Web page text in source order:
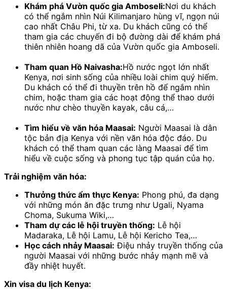
Khám phá Vườn quốc gia Amboseli:Nơi du khách
có thể ngắm nhìn Núi Kilimanjaro hùng vĩ, ngọn núi
cao nhất Châu Phi, từ xa. Du khách cũng có thể
tham gia các chuyến đi bộ đường dài để khám phá
thiên nhiên hoang dã của Vườn quốc gia Amboseli.
Tham quan Hồ Naivasha:Hồ nước ngọt lớn nhất
Kenya, nơi sinh sống của nhiều loài chim quý hiếm.
Du khách có thể đi thuyền trên hồ để ngắm nhìn
chim, hoặc tham gia các hoạt động thể thao dưới
nước như chèo thuyền kayak, câu cá,…
Tìm hiểu về văn hóa Maasai: Người Maasai là dân
tộc bản địa Kenya với nền văn hóa độc đáo. Du
khách có thể tham quan các làng Maasai để tìm
hiểu về cuộc sống và phong tục tập quán của họ.
Trải nghiệm văn hóa:
Thưởng thức ẩm thực Kenya: Phong phú, đa dạng
với những món ăn đặc trưng như Ugali, Nyama
Choma, Sukuma Wiki,…
Tham dự các lễ hội truyền thống: Lễ hội
Madaraka, Lễ hội Lamu, Lễ hội Kericho Tea,…
Học cách nhảy Maasai: Điệu nhảy truyền thống của
người Maasai với những bước nhảy mạnh mẽ và
đầy nhiệt huyết.
Xin visa du lịch Kenya: